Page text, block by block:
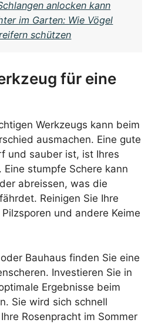
anlocken kann
im Garten: Wie Vögel
schützen
für eine
Werkzeugs kann beim
ausmachen. Eine gute
und sauber ist, ist Ihres
stumpfe Schere kann
abreissen, was die
Reinigen Sie Ihre
und andere Keime
Bauhaus finden Sie eine
Investieren Sie in
Ergebnisse beim
Sie wird sich schnell
Rosenpracht im Sommer